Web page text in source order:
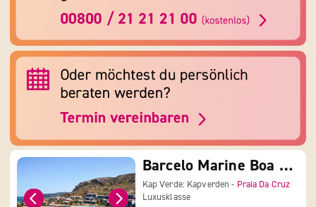
Barcelo Marine Boa Vista ( Adults Only)
Kap Verde: Kapverden - Praia Da Cruz
Luxusklasse